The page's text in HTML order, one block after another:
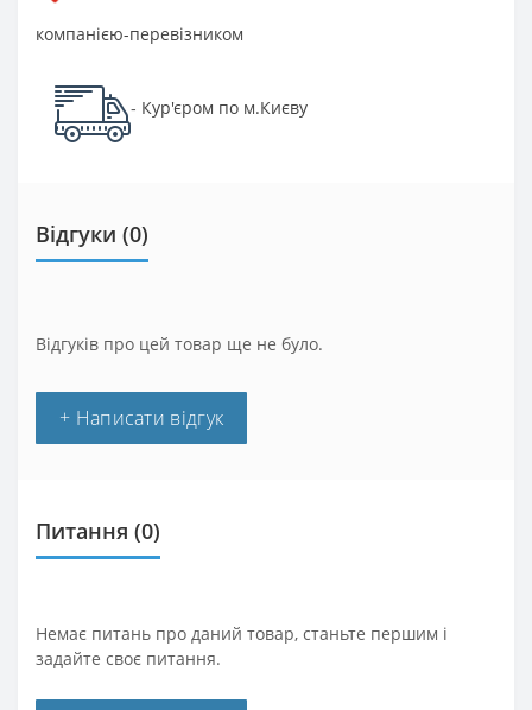
компанією-перевізником
- Кур'єром по м.Києву
Відгуки (0)
Відгуків про цей товар ще не було.
+ Написати відгук
Питання (0)
Немає питань про даний товар, станьте першим і
задайте своє питання.